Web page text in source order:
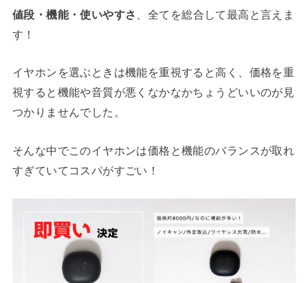
値段・機能・使いやすさ
、全てを総合して最高と言えま
す！
イヤホンを選ぶときは機能を重視すると高く、価格を重
視すると機能や音質が悪くなかなかちょうどいいのが見
つかりませんでした。
そんな中でこのイヤホンは価格と機能のバランスが取れ
すぎていてコスパがすごい！